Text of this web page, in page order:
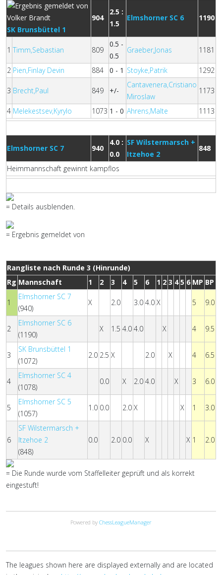
SK Brunsbüttel 1
904
2.5 :
1.5
Elmshorner SC 6 1190
1 Timm,Sebastian 809
0.5 -
0.5
Graeber,Jonas 1181
2 Pien,Finlay Devin 884 0 - 1 Stoyke,Patrik 1292
3 Brecht,Paul 849 +/-
Cantavenera,Cristiano
Miroslaw
1173
4 Melekestsev,Kyrylo 1073 1 - 0 Ahrens,Malte 1113
Elmshorner SC 7 940
4.0 :
0.0
SF Wilstermarsch +
Itzehoe 2
848
Heimmannschaft gewinnt kampflos
= Details ausblenden.
= Ergebnis gemeldet von
Rangliste nach Runde 3 (Hinrunde)
Rg Mannschaft 1 2 3 4 5 6 1 2 3 4 5 6 MP BP
1
Elmshorner SC 7
(940)
X 2.0 3.0 4.0 X 5 9.0
2
Elmshorner SC 6
(1190)
X 1.5 4.0 4.0 X 4 9.5
3
SK Brunsbüttel 1
(1072)
2.0 2.5 X 2.0 X 4 6.5
4
Elmshorner SC 4
(1078)
0.0 X 2.0 4.0 X 3 6.0
5
Elmshorner SC 5
(1057)
1.0 0.0 2.0 X X 1 3.0
6
SF Wilstermarsch +
Itzehoe 2
(848)
0.0 2.0 0.0 X X 1 2.0
= Die Runde wurde vom Staffelleiter geprüft und als korrekt
eingestuft!
Powered by ChessLeagueManager
The leagues shown here are displayed externally and are located